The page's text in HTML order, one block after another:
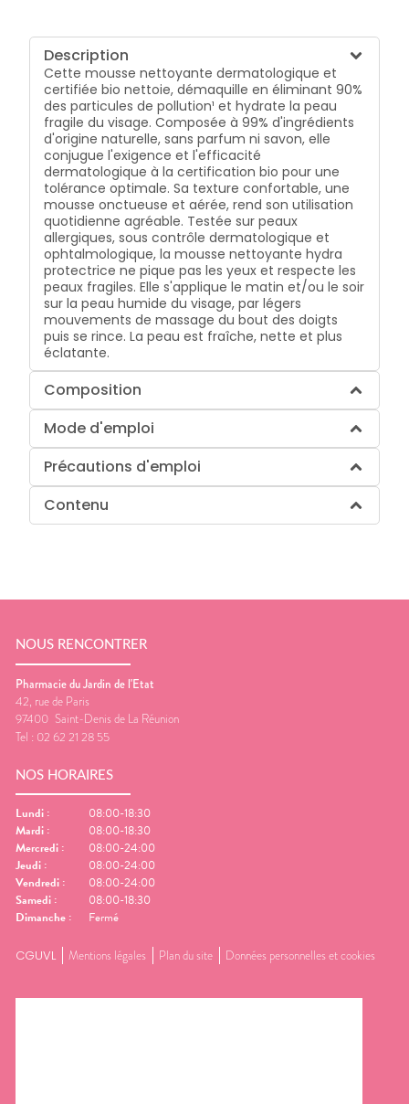
Description
Cette mousse nettoyante dermatologique et
certifiée bio nettoie, démaquille en éliminant 90%
des particules de pollution¹ et hydrate la peau
fragile du visage. Composée à 99% d'ingrédients
d'origine naturelle, sans parfum ni savon, elle
conjugue l'exigence et l'efficacité
dermatologique à la certification bio pour une
tolérance optimale. Sa texture confortable, une
mousse onctueuse et aérée, rend son utilisation
quotidienne agréable. Testée sur peaux
allergiques, sous contrôle dermatologique et
ophtalmologique, la mousse nettoyante hydra
protectrice ne pique pas les yeux et respecte les
peaux fragiles. Elle s'applique le matin et/ou le soir
sur la peau humide du visage, par légers
mouvements de massage du bout des doigts
puis se rince. La peau est fraîche, nette et plus
éclatante.
Composition
Mode d'emploi
Précautions d'emploi
Contenu
NOUS RENCONTRER
Pharmacie du Jardin de l'Etat
42, rue de Paris
97400 Saint-Denis de La Réunion
Tel : 02 62 21 28 55
NOS HORAIRES
Lundi :
08:00-18:30
Mardi :
08:00-18:30
Mercredi :
08:00-24:00
Jeudi :
08:00-24:00
Vendredi :
08:00-24:00
Samedi :
08:00-18:30
Dimanche : Fermé
CGUVL Mentions légales Plan du site Données personnelles et cookies